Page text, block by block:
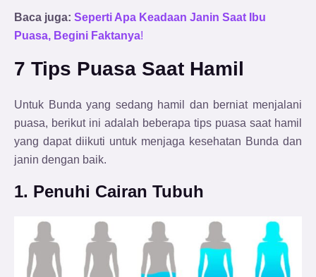
Baca juga: Seperti Apa Keadaan Janin Saat Ibu
Puasa, Begini Faktanya!
7 Tips Puasa Saat Hamil
Untuk Bunda yang sedang hamil dan berniat menjalani
puasa, berikut ini adalah beberapa tips puasa saat hamil
yang dapat diikuti untuk menjaga kesehatan Bunda dan
janin dengan baik.
1. Penuhi Cairan Tubuh